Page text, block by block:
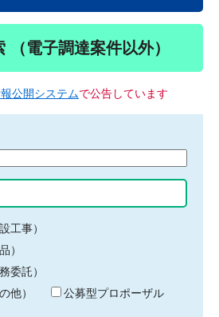
（電子調達案件以外）
公開システムで公告しています
工事）
）
委託）
他）
公募型プロポーザル